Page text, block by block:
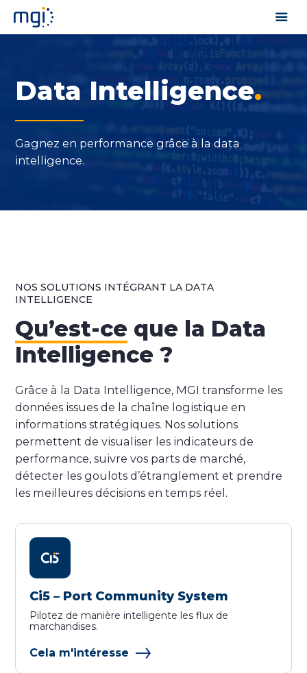
Data Intelligence.
Gagnez en performance grâce à la data
intelligence.
NOS SOLUTIONS INTÉGRANT LA DATA
INTELLIGENCE
Qu’est-ce que la Data
Intelligence ?
Grâce à la Data Intelligence, MGI transforme les
données issues de la chaîne logistique en
informations stratégiques. Nos solutions
permettent de visualiser les indicateurs de
performance, suivre vos parts de marché,
détecter les goulots d’étranglement et prendre
les meilleures décisions en temps réel.
Ci5 – Port Community System
Pilotez de manière intelligente les flux de
marchandises.
Cela m'intéresse